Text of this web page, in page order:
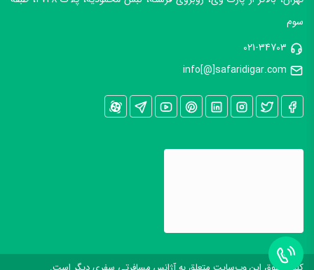
تهران، بالاتر از پارک وی، روبروی فرشته، نبش محمودیه، پلاک 2728، طبقه
سوم
info[@]safaridigar.com